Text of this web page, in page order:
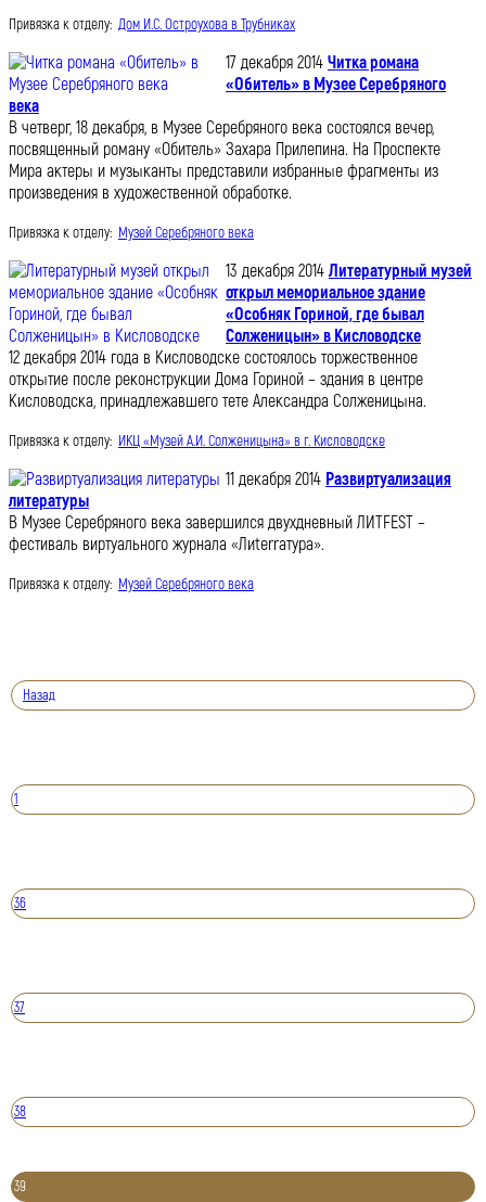
Привязка к отделу: Дом И.С. Остроухова в Трубниках
17 декабря 2014 Читка романа
«Обитель» в Музее Серебряного
века
В четверг, 18 декабря, в Музее Серебряного века состоялся вечер,
посвященный роману «Обитель» Захара Прилепина. На Проспекте
Мира актеры и музыканты представили избранные фрагменты из
произведения в художественной обработке.
Привязка к отделу: Музей Серебряного века
13 декабря 2014 Литературный музей
открыл мемориальное здание
«Особняк Гориной, где бывал
Солженицын» в Кисловодске
12 декабря 2014 года в Кисловодске состоялось торжественное
открытие после реконструкции Дома Гориной – здания в центре
Кисловодска, принадлежавшего тете Александра Солженицына.
Привязка к отделу: ИКЦ «Музей А.И. Солженицына» в г. Кисловодске
11 декабря 2014 Развиртуализация
литературы
В Музее Серебряного века завершился двухдневный ЛИТFEST –
фестиваль виртуального журнала «Лиterraтура».
Привязка к отделу: Музей Серебряного века
Назад
1
36
37
38
39